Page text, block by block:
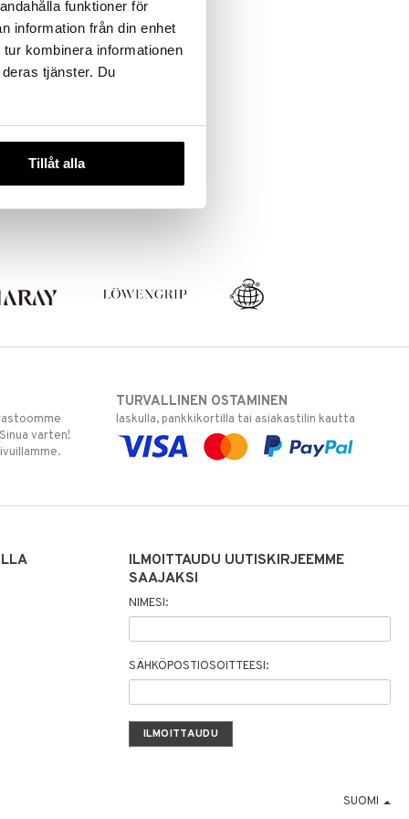
funktioner för
information från din enhet
kombinera informationen
tjänster. Du
Tillåt alla
varten!
TURVALLINEN OSTAMINEN
laskulla, pankkikortilla tai asiakastilin kautta
ILMOITTAUDU UUTISKIRJEEMME
SAAJAKSI
NIMESI:
SÄHKÖPOSTIOSOITTEESI:
SUOMI